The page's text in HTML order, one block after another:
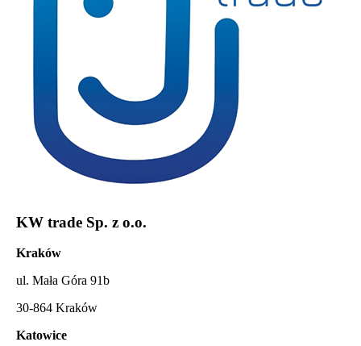
KW trade Sp. z o.o.
Kraków
ul. Mała Góra 91b
30-864 Kraków
Katowice